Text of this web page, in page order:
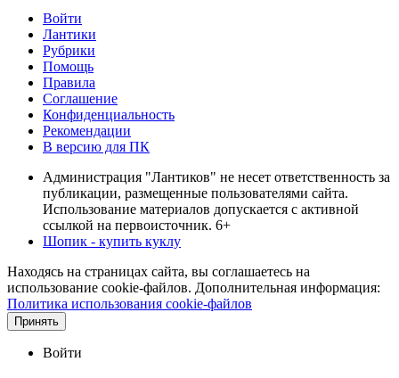
Войти
Лантики
Рубрики
Помощь
Правила
Соглашение
Конфиденциальность
Рекомендации
В версию для ПК
Администрация "Лантиков" не несет ответственность за
публикации, размещенные пользователями сайта.
Использование материалов допускается с активной
ссылкой на первоисточник. 6+
Шопик - купить куклу
Находясь на страницах сайта, вы соглашаетесь на
использование cookie-файлов. Дополнительная информация:
Политика использования cookie-файлов
Принять
Войти